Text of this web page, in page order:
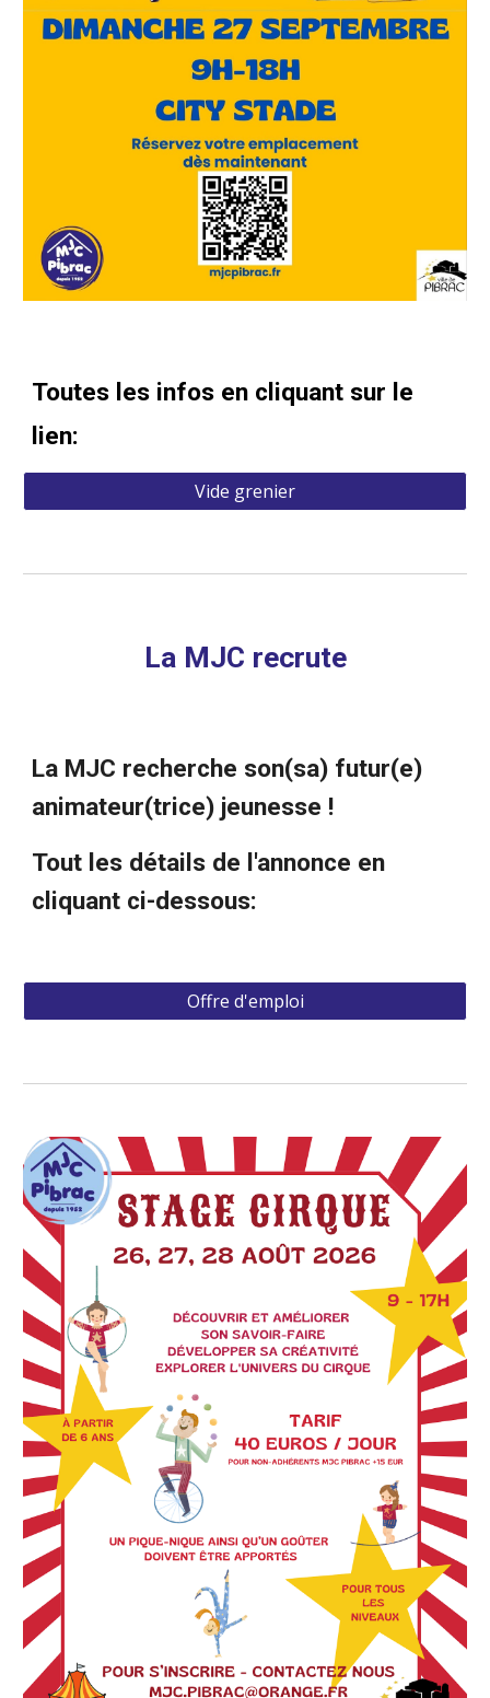
Toutes les infos en cliquant sur le
lien:
Vide grenier
La MJC recrute
La MJC recherche son(sa) futur(e)
animateur(trice) jeunesse !
Tout les détails de l'annonce en
cliquant ci-dessous:
Offre d'emploi